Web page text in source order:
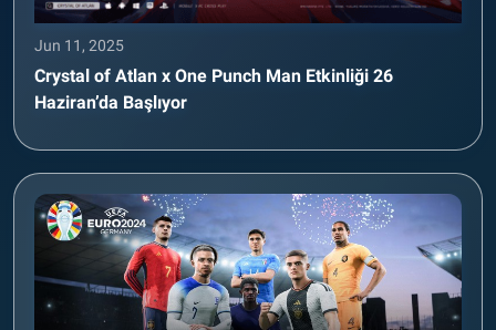
Jun 11, 2025
Crystal of Atlan x One Punch Man Etkinliği 26
Haziran’da Başlıyor